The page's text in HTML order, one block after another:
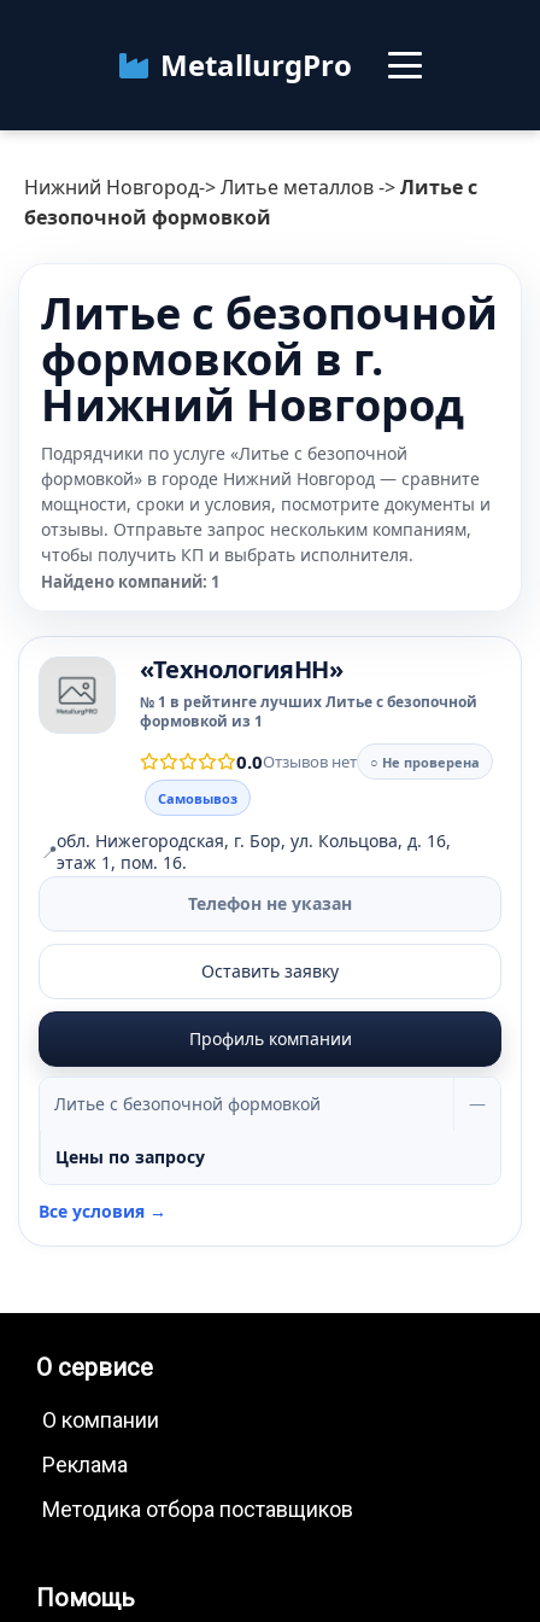
MetallurgPro
Нижний Новгород
Категории
О сервисе Контакты
Нижний Новгород->Литье металлов->Литье с
безопочной формовкой
Литье с безопочной
формовкой в г.
Нижний Новгород
Подрядчики по услуге «Литье с безопочной
формовкой» в городе Нижний Новгород — сравните
мощности, сроки и условия, посмотрите документы и
отзывы. Отправьте запрос нескольким компаниям,
чтобы получить КП и выбрать исполнителя.
Найдено компаний: 1
«ТехнологияНН»
№ 1 в рейтинге лучших Литье с безопочной
формовкой из 1
0.0Отзывов нет
○ Не проверена
Самовывоз
📍обл. Нижегородская, г. Бор, ул. Кольцова, д. 16,
этаж 1, пом. 16.
Телефон не указан
Оставить заявку
Профиль компании
Литье с безопочной формовкой —
Цены по запросу
Все условия →
О сервисе
О компании
Реклама
Методика отбора поставщиков
Помощь